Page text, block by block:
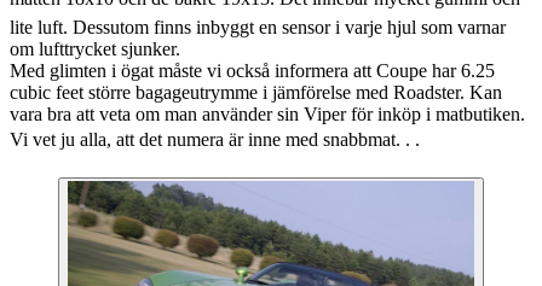
lite luft. Dessutom finns inbyggt en sensor i varje hjul som varnar
om lufttrycket sjunker.
Med glimten i ögat måste vi också informera att Coupe har 6.25
cubic feet större bagageutrymme i jämförelse med Roadster. Kan
vara bra att veta om man använder sin Viper för inköp i matbutiken.
Vi vet ju alla, att det numera är inne med snabbmat. . .